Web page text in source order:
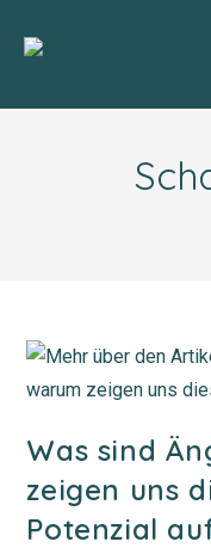
Inhalt
Was sind
zeigen uns
Potenzial